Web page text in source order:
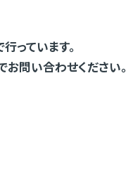
っています。
問い合わせください。